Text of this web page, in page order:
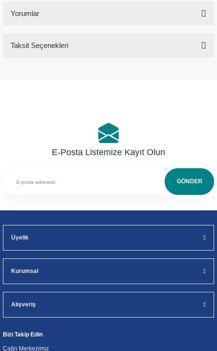
Yorumlar
Taksit Seçenekleri
E-Posta Listemize Kayıt Olun
GÖNDER
Üyelik
Kurumsal
Alışveriş
Bizi Takip Edin
Çağrı Merkezimiz